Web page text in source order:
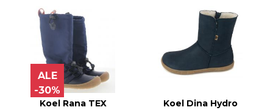
ALE
-30%
Koel Rana TEX
Koel Dina Hydro